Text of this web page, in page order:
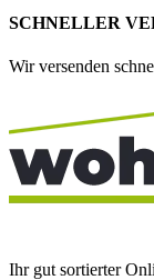
SCHNELLER
Wir versenden
Ihr gut sortierter